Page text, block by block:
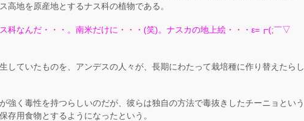
高地を原産地とするナス科の植物である。
科なんだ・・・。南米だけに・・・(笑)。ナスカの地上絵・・・ε=┏(;￣▽
していたものを、アンデスの人々が、長期にわたって栽培種に作り替えたらし
強く毒性を持つらしいのだが、彼らは独自の方法で毒抜きしたチーニョという
存用食物とするようになったという。